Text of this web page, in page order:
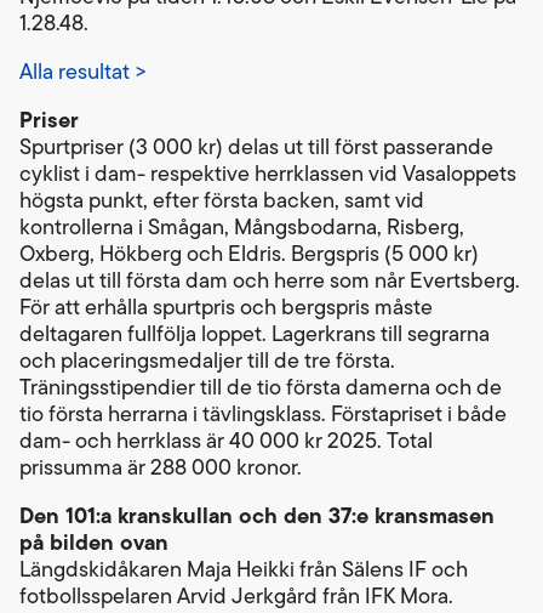
1.28.48.
Alla resultat >
Priser
Spurtpriser (3 000 kr) delas ut till först passerande
cyklist i dam- respektive herrklassen vid Vasaloppets
högsta punkt, efter första backen, samt vid
kontrollerna i Smågan, Mångsbodarna, Risberg,
Oxberg, Hökberg och Eldris. Bergspris (5 000 kr)
delas ut till första dam och herre som når Evertsberg.
För att erhålla spurtpris och bergspris måste
deltagaren fullfölja loppet. Lagerkrans till segrarna
och placeringsmedaljer till de tre första.
Träningsstipendier till de tio första damerna och de
tio första herrarna i tävlingsklass. Förstapriset i både
dam- och herrklass är 40 000 kr 2025. Total
prissumma är 288 000 kronor.
Den 101:a kranskullan och den 37:e kransmasen
på bilden ovan
Längdskidåkaren Maja Heikki från Sälens IF och
fotbollsspelaren Arvid Jerkgård från IFK Mora.